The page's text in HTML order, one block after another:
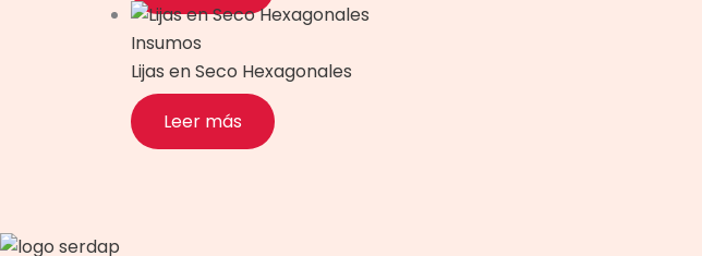
Insumos
Lijas en Seco Hexagonales
Leer más